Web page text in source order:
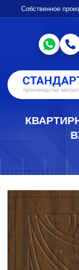
Собственное